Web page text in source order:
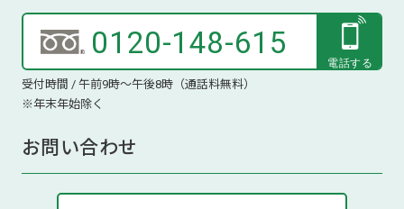
0120-148-615
受付時間 / 午前9時～午後8時（通話料無料）
※年末年始除く
お問い合わせ